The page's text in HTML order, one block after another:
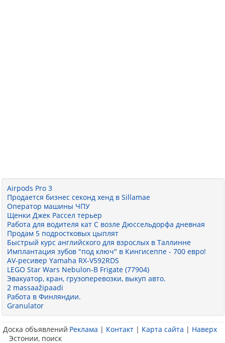
Airpods Pro 3
Продается бизнес секонд хенд в Sillamae
Оператор машины ЧПУ
Щенки Джек Рассел терьер
Работа для водителя кат С возле Дюссельдорфа дневная
Продам 5 подростковых цыплят
Быстрый курс английского для взрослых в Таллинне
Имплантация зубов "под ключ" в Кингисеппе - 700 евро!
AV-ресивер Yamaha RX-V592RDS
LEGO Star Wars Nebulon-B Frigate (77904)
Эвакуатор, кран, грузоперевозки, выкуп авто.
2 massaažipaadi
Работа в Финляндии.
Granulator
Реклама | Контакт | Карта сайта | Наверх
Доска объявлений
Эстонии, поиск